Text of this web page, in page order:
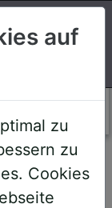
auf
zu
zu
Cookies